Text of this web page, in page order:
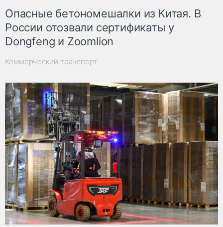
Опасные бетономешалки из Китая. В
России отозвали сертификаты у
Dongfeng и Zoomlion
Коммерческий транспорт